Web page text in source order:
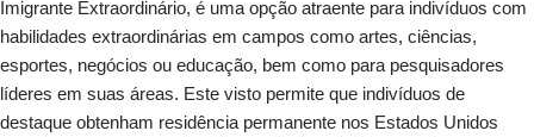
Imigrante Extraordinário, é uma opção atraente para indivíduos com
habilidades extraordinárias em campos como artes, ciências,
esportes, negócios ou educação, bem como para pesquisadores
líderes em suas áreas. Este visto permite que indivíduos de
destaque obtenham residência permanente nos Estados Unidos